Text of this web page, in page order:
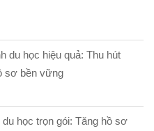
du học hiệu quả: Thu hút
sơ bền vững
học trọn gói: Tăng hồ sơ